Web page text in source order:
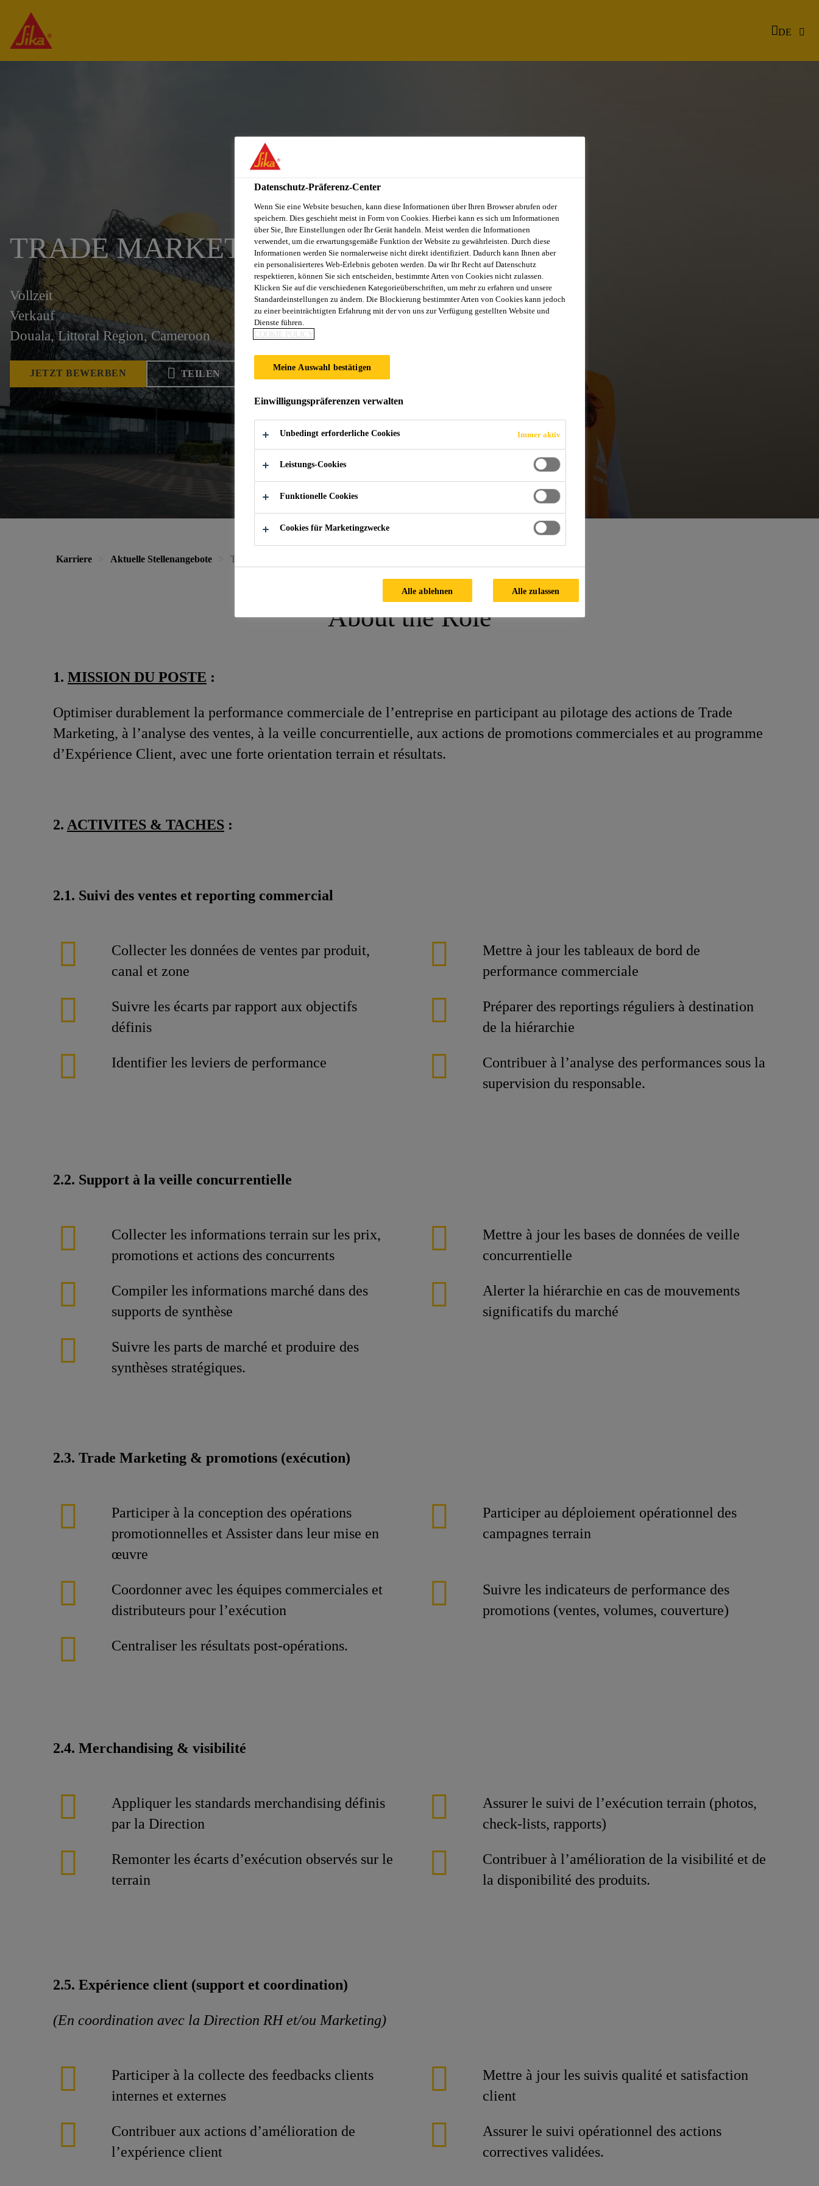
DE
TRADE MARKETING ASSISTANT
Vollzeit
Verkauf
Douala, Littoral Region, Cameroon
JETZT BEWERBEN TEILEN
Karriere Aktuelle Stellenangebote Trade Marketing Assistant
About the Role
1. MISSION DU POSTE :
Optimiser durablement la performance commerciale de l’entreprise en participant au pilotage des actions de Trade
Marketing, à l’analyse des ventes, à la veille concurrentielle, aux actions de promotions commerciales et au programme
d’Expérience Client, avec une forte orientation terrain et résultats.
2. ACTIVITES & TACHES :
2.1. Suivi des ventes et reporting commercial
Collecter les données de ventes par produit,
canal et zone
Mettre à jour les tableaux de bord de
performance commerciale
Suivre les écarts par rapport aux objectifs
définis
Préparer des reportings réguliers à destination
de la hiérarchie
Identifier les leviers de performance
Contribuer à l’analyse des performances sous la
supervision du responsable.
2.2. Support à la veille concurrentielle
Collecter les informations terrain sur les prix,
promotions et actions des concurrents
Mettre à jour les bases de données de veille
concurrentielle
Compiler les informations marché dans des
supports de synthèse
Alerter la hiérarchie en cas de mouvements
significatifs du marché
Suivre les parts de marché et produire des
synthèses stratégiques.
2.3. Trade Marketing & promotions (exécution)
Participer à la conception des opérations
promotionnelles et Assister dans leur mise en
œuvre
Participer au déploiement opérationnel des
campagnes terrain
Coordonner avec les équipes commerciales et
distributeurs pour l’exécution
Suivre les indicateurs de performance des
promotions (ventes, volumes, couverture)
Centraliser les résultats post‑opérations.
2.4. Merchandising & visibilité
Appliquer les standards merchandising définis
par la Direction
Assurer le suivi de l’exécution terrain (photos,
check-lists, rapports)
Remonter les écarts d’exécution observés sur le
terrain
Contribuer à l’amélioration de la visibilité et de
la disponibilité des produits.
2.5. Expérience client (support et coordination)
(En coordination avec la Direction RH et/ou Marketing)
Participer à la collecte des feedbacks clients
internes et externes
Mettre à jour les suivis qualité et satisfaction
client
Contribuer aux actions d’amélioration de
l’expérience client
Assurer le suivi opérationnel des actions
correctives validées.
Datenschutz-Präferenz-Center
Wenn Sie eine Website besuchen, kann diese Informationen über Ihren Browser abrufen oder
speichern. Dies geschieht meist in Form von Cookies. Hierbei kann es sich um Informationen
über Sie, Ihre Einstellungen oder Ihr Gerät handeln. Meist werden die Informationen
verwendet, um die erwartungsgemäße Funktion der Website zu gewährleisten. Durch diese
Informationen werden Sie normalerweise nicht direkt identifiziert. Dadurch kann Ihnen aber
ein personalisierteres Web-Erlebnis geboten werden. Da wir Ihr Recht auf Datenschutz
respektieren, können Sie sich entscheiden, bestimmte Arten von Cookies nicht zulassen.
Klicken Sie auf die verschiedenen Kategorieüberschriften, um mehr zu erfahren und unsere
Standardeinstellungen zu ändern. Die Blockierung bestimmter Arten von Cookies kann jedoch
zu einer beeinträchtigten Erfahrung mit der von uns zur Verfügung gestellten Website und
Dienste führen.
COOKIE POLICY
Meine Auswahl bestätigen
Einwilligungspräferenzen verwalten
Unbedingt erforderliche Cookies Immer aktiv
Leistungs-Cookies
Funktionelle Cookies
Cookies für Marketingzwecke
Alle ablehnen Alle zulassen